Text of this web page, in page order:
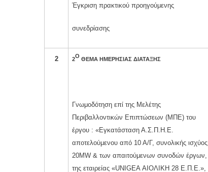
Έγκριση πρακτικού προηγούμενης
συνεδρίασης
2 2Ο ΘΕΜΑ ΗΜΕΡΗΣΙΑΣ ΔΙΑΤΑΞΗΣ
Γνωμοδότηση επί της Μελέτης
Περιβαλλοντικών Επιπτώσεων (ΜΠΕ) του
έργου : «Εγκατάσταση Α.Σ.Π.Η.Ε.
αποτελούμενου από 10 Α/Γ, συνολικής ισχύος
20MW & των απαιτούμενων συνοδών έργων,
της εταιρείας «UNIGEA ΑΙΟΛΙΚΗ 28 Ε.Π.Ε.»,